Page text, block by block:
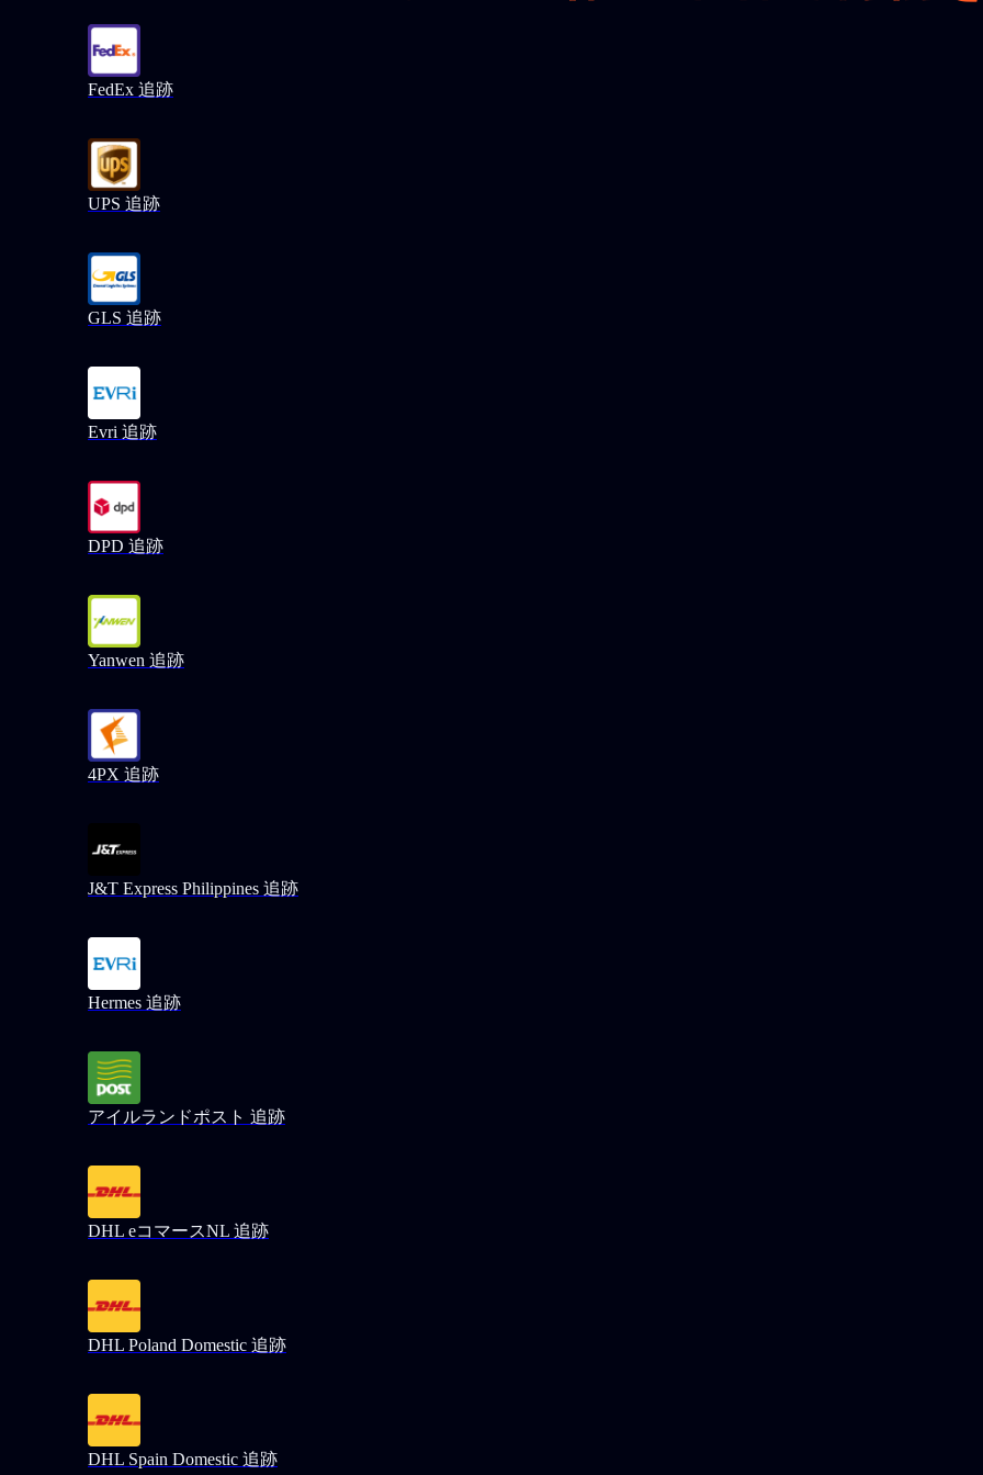
FedEx 追跡
UPS 追跡
GLS 追跡
Evri 追跡
DPD 追跡
Yanwen 追跡
4PX 追跡
J&T Express Philippines 追跡
Hermes 追跡
アイルランドポスト 追跡
DHL eコマースNL 追跡
DHL Poland Domestic 追跡
DHL Spain Domestic 追跡